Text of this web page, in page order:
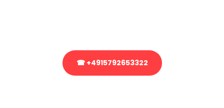
☎ +4915792653322